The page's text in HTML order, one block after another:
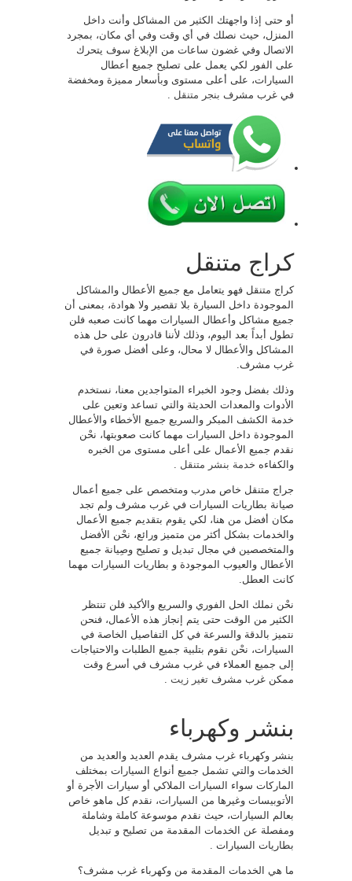
أو حتى إذا واجهتك الكثير من المشاكل وأنت داخل
المنزل، حيث نصلك في أي وقت وفي أي مكان، بمجرد
الاتصال وفي غضون ساعات من الإبلاغ سوف يتحرك
على الفور لكي يعمل على تصليح جميع أعطال
السيارات، على أعلى مستوى وبأسعار مميزة ومخفضة
في غرب مشرف بنجر متنقل
كراج متنقل
كراج متنقل فهو يتعامل مع جميع الأعطال والمشاكل
الموجودة داخل السيارة بلا تقصير ولا هوادة، بمعنى أن
جميع مشاكل وأعطال السيارات مهما كانت صعبه فلن
تطول أبداً بعد اليوم، وذلك لأننا قادرون على حل هذه
المشاكل والأعطال لا محال، وعلى أفضل صورة في
غرب مشرف.
وذلك بفضل وجود الخبراء المتواجدين معنا، نستخدم
الأدوات والمعدات الحديثة والتي تساعد وتعين على
خدمة الكشف المبكر والسريع جميع الأخطاء والأعطال
الموجودة داخل السيارات مهما كانت صعوبتها، نحْن
نقدم جميع الأعمال على أعلى مستوى من الخبره
والكفاءه خدمة بنشر متنقل
جراج متنقل خاص مدرب ومتخصص على جميع أعمال
صيانة بطاريات السيارات في غرب مشرف ولم تجد
مكان أفضل من هنا، لكي يقوم بتقديم جميع الأعمال
والخدمات بشكل أكثر من متميز ورائع، نحْن الأفضل
والمتخصصين في مجال تبديل و تصليح وصِيانة جميع
الأعطال والعيوب الموجودة و بطاريات السيارات مهما
كانت العطل.
نحْن نملك الحل الفوري والسريع والأكيد فلن تنتظر
الكثير من الوقت حتى يتم إنجاز هذه الأعمال، فنحن
نتميز بالدقة والسرعة في كل التفاصيل الخاصة في
السيارات، نحْن نقوم بتلبية جميع الطلبات والاحتياجات
إلى جميع العملاء في غرب مشرف في أسرع وقت
ممكن غرب مشرف تغير زيت
بنشر وكهرباء
بنشر وكهرباء غرب مشرف يقدم العديد والعديد من
الخدمات والتي تشمل جميع أنواع السيارات بمختلف
الماركات سواء السيارات الملاكي أو سيارات الأجرة أو
الأتوبيسات وغيرها من السيارات، نقدم كل ماهو خاص
بعالم السيارات، حيث نقدم موسوعة كاملة وشاملة
ومفصلة عن الخدمات المقدمة من تصليح و تبديل
بطاريات السيارات .
ما هي الخدمات المقدمة من وكهرباء غرب مشرف؟